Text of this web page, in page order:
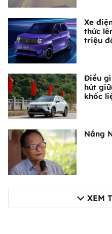
Xe
thức
triệu
Điều gì
hút
khốc
Nắng
XEM